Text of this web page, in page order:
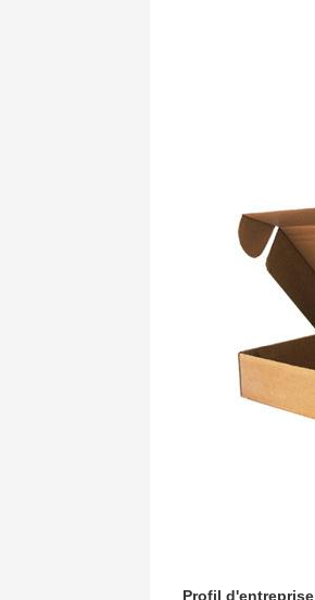
Profil d'entreprise